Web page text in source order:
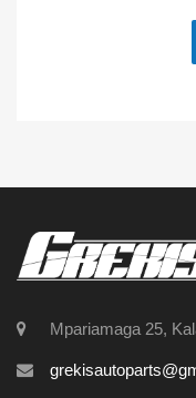
Mpariamaga 25,